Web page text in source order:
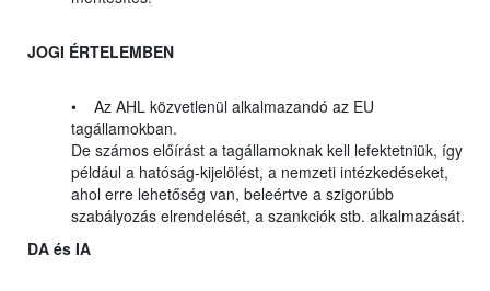
JOGI ÉRTELEMBEN
• Az AHL közvetlenül alkalmazandó az EU
tagállamokban.
De számos előírást a tagállamoknak kell lefektetniük, így
például a hatóság-kijelölést, a nemzeti intézkedéseket,
ahol erre lehetőség van, beleértve a szigorúbb
szabályozás elrendelését, a szankciók stb. alkalmazását.
DA és IA